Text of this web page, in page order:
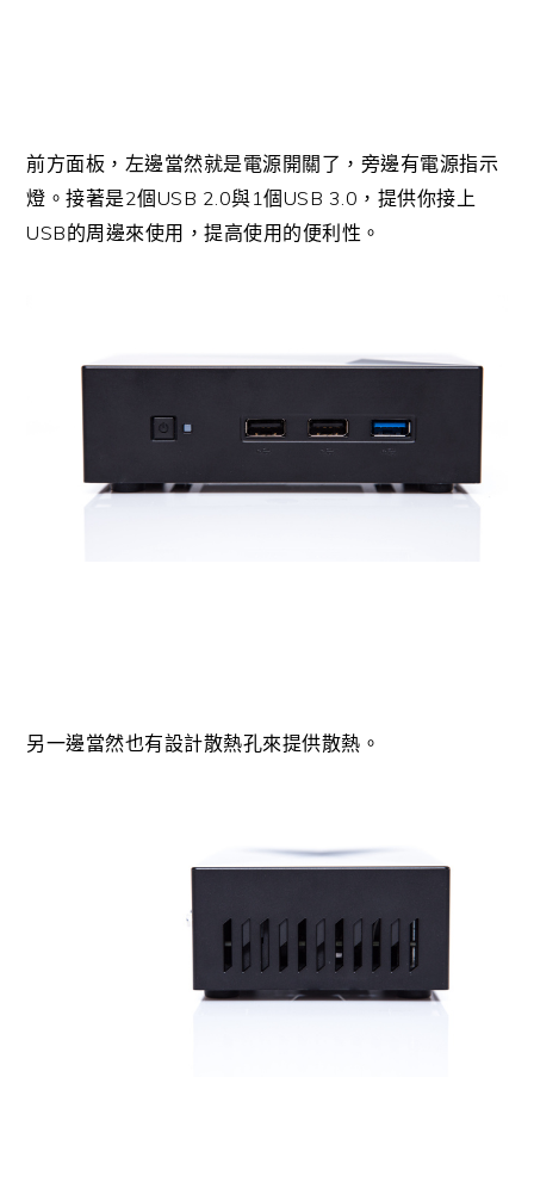
前方面板，左邊當然就是電源開關了，旁邊有電源指示
燈。接著是2個USB 2.0與1個USB 3.0 ，提供你接上
USB的周邊來使用，提高使用的便利性。
另一邊當然也有設計散熱孔來提供散熱。